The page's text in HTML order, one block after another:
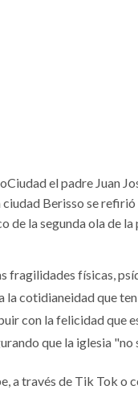
el padre Juan
Berisso se
de la segunda ola de
fragilidades físicas,
la cotidianeidad que
con la felicidad que
que la iglesia "no
a través de Tik Tok o